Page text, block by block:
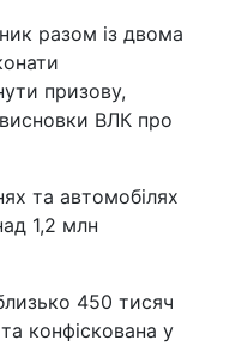
разом із двома
призову,
ВЛК про
та автомобілях
1,2 млн
450 тисяч
конфіскована у